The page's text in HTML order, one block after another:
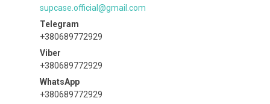
supcase.official@gmail.com
+380689772929
+380689772929
+380689772929